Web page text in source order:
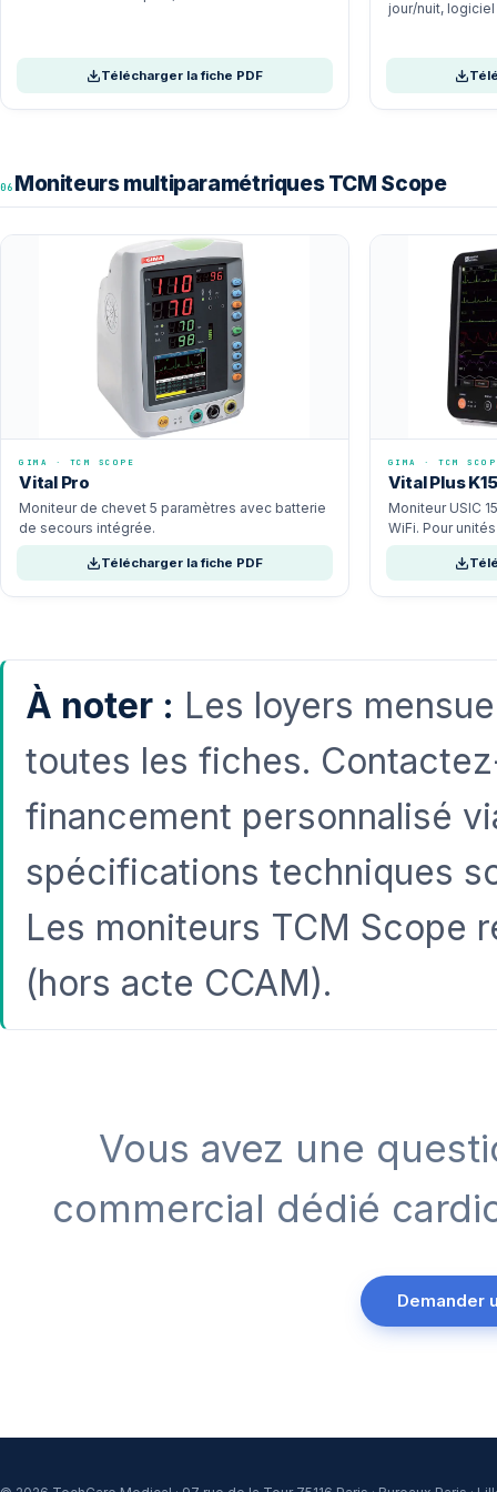
Télécharger la fiche PDF
jour/nuit,
06 Moniteurs multiparamétriques TCM Scope
GIMA · TCM SCOPE
Vital Pro
Moniteur de chevet 5 paramètres avec batterie
de secours intégrée.
Télécharger la fiche PDF
GIMA · TCM
Vital Plus K15
Moniteur USIC
WiFi. Pour
À noter : Les loyers
toutes les fiches.
financement personnalisé
spécifications techniques
Les moniteurs TCM Scope
(hors acte CCAM).
Vous avez une
commercial dédié
Demander